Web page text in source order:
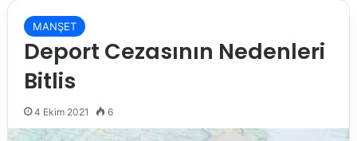
MANŞET
Deport Cezasının Nedenleri
Bitlis
4 Ekim 2021 6